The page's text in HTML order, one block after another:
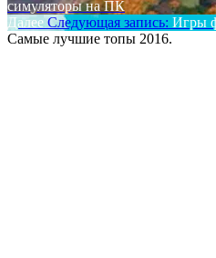
симуляторы на ПК
Далее Следующая запись: Игры
Самые лучшие топы 2016.